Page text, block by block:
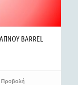
BARREL
Προβολή